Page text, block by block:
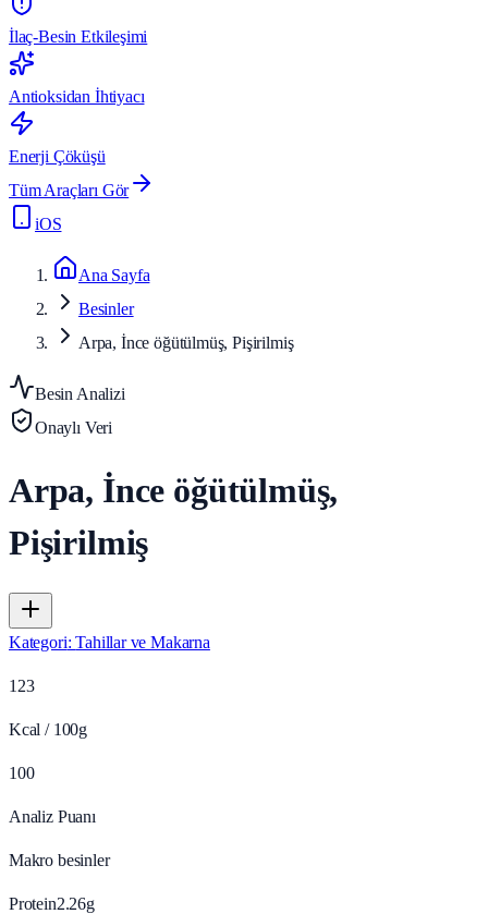
İlaç-Besin Etkileşimi
Antioksidan İhtiyacı
Enerji Çöküşü
Tüm Araçları Gör
iOS
Ana Sayfa
Besinler
Arpa, İnce öğütülmüş, Pişirilmiş
Besin Analizi
Onaylı Veri
Arpa, İnce öğütülmüş,
Pişirilmiş
Kategori:Tahillar ve Makarna
123
Kcal / 100g
100
Analiz Puanı
Makro besinler
Protein2.26g